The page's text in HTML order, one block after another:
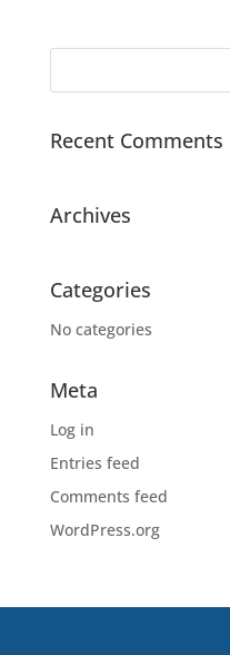
Recent Comments
Archives
Categories
No categories
Meta
Log in
Entries feed
Comments feed
WordPress.org